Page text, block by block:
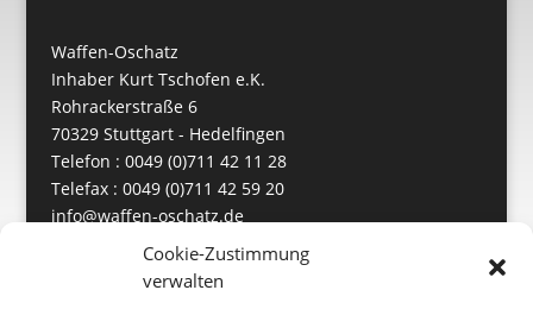
Cookie-Zustimmung
verwalten
Waffen-Oschatz
Inhaber Kurt Tschofen e.K.
Rohrackerstraße 6
70329 Stuttgart - Hedelfingen
Telefon : 0049 (0)711 42 11 28
Telefax : 0049 (0)711 42 59 20
info@waffen-oschatz.de
https://www.waffen-oschatz.de